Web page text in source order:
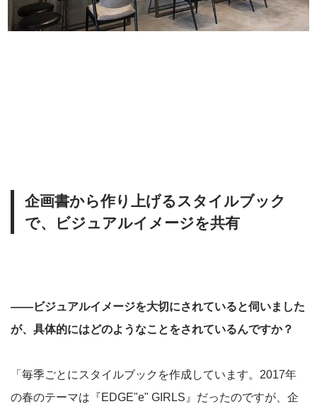
企画書から作り上げるスタイルブック
で、ビジュアルイメージを共有
――ビジュアルイメージを大切にされていると伺いました
が、具体的にはどのようなことをされているんですか？
「毎季ごとにスタイルブックを作成しています。2017年
の春のテーマは『EDGE"e" GIRLS』だったのですが、企